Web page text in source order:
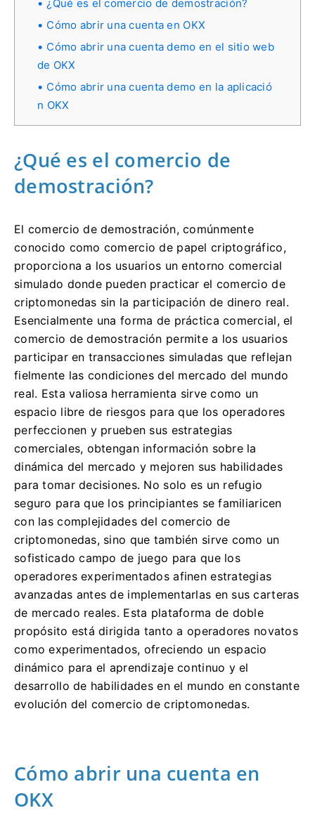
¿Qué es el comercio de demostración?
Cómo abrir una cuenta en OKX
Cómo abrir una cuenta demo en el sitio web
de OKX
Cómo abrir una cuenta demo en la aplicació
n OKX
¿Qué es el comercio de
demostración?
El comercio de demostración, comúnmente
conocido como comercio de papel criptográfico,
proporciona a los usuarios un entorno comercial
simulado donde pueden practicar el comercio de
criptomonedas sin la participación de dinero real.
Esencialmente una forma de práctica comercial, el
comercio de demostración permite a los usuarios
participar en transacciones simuladas que reflejan
fielmente las condiciones del mercado del mundo
real. Esta valiosa herramienta sirve como un
espacio libre de riesgos para que los operadores
perfeccionen y prueben sus estrategias
comerciales, obtengan información sobre la
dinámica del mercado y mejoren sus habilidades
para tomar decisiones. No solo es un refugio
seguro para que los principiantes se familiaricen
con las complejidades del comercio de
criptomonedas, sino que también sirve como un
sofisticado campo de juego para que los
operadores experimentados afinen estrategias
avanzadas antes de implementarlas en sus carteras
de mercado reales. Esta plataforma de doble
propósito está dirigida tanto a operadores novatos
como experimentados, ofreciendo un espacio
dinámico para el aprendizaje continuo y el
desarrollo de habilidades en el mundo en constante
evolución del comercio de criptomonedas.
Cómo abrir una cuenta en
OKX